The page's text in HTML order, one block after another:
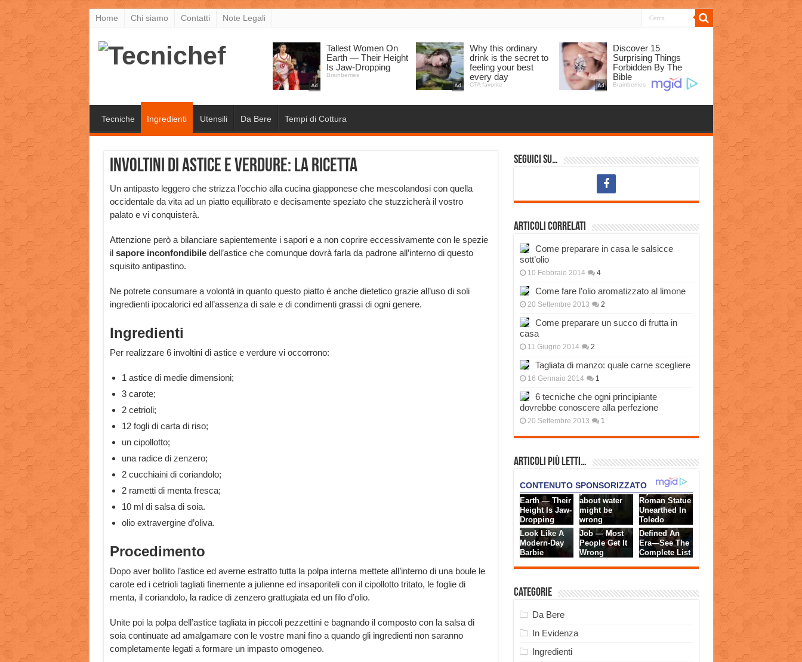
Home Chi siamo Contatti Note Legali
Tecniche Ingredienti Utensili Da Bere Tempi di Cottura
Involtini di astice e verdure: la ricetta
Un antipasto leggero che strizza l’occhio alla cucina giapponese che mescolandosi con quella
occidentale da vita ad un piatto equilibrato e decisamente speziato che stuzzicherà il vostro
palato e vi conquisterà.
Attenzione però a bilanciare sapientemente i sapori e a non coprire eccessivamente con le spezie
il sapore inconfondibiledell’astice che comunque dovrà farla da padrone all’interno di questo
squisito antipastino.
Ne potrete consumare a volontà in quanto questo piatto è anche dietetico grazie all’uso di soli
ingredienti ipocalorici ed all’assenza di sale e di condimenti grassi di ogni genere.
Ingredienti
Per realizzare 6 involtini di astice e verdure vi occorrono:
1 astice di medie dimensioni;
3 carote;
2 cetrioli;
12 fogli di carta di riso;
un cipollotto;
una radice di zenzero;
2 cucchiaini di coriandolo;
2 rametti di menta fresca;
10 ml di salsa di soia.
olio extravergine d’oliva.
Procedimento
Dopo aver bollito l’astice ed averne estratto tutta la polpa interna mettete all’interno di una boule le
carote ed i cetrioli tagliati finemente a julienne ed insaporiteli con il cipollotto tritato, le foglie di
menta, il coriandolo, la radice di zenzero grattugiata ed un filo d’olio.
Unite poi la polpa dell’astice tagliata in piccoli pezzettini e bagnando il composto con la salsa di
soia continuate ad amalgamare con le vostre mani fino a quando gli ingredienti non saranno
completamente legati a formare un impasto omogeneo.
Seguici su…
Articoli correlati
Come preparare in casa le salsicce
sott’olio
10 Febbraio 2014 4
Come fare l’olio aromatizzato al limone
20 Settembre 2013 2
Come preparare un succo di frutta in
casa
11 Giugno 2014 2
Tagliata di manzo: quale carne scegliere
16 Gennaio 2014 1
6 tecniche che ogni principiante
dovrebbe conoscere alla perfezione
20 Settembre 2013 1
Articoli più Letti…
Categorie
Da Bere
In Evidenza
Ingredienti